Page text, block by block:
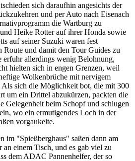
sich daraufhin angesichts der
und per Auto nach Eisenach
die Wartburg zu
Heike Rotter auf ihrer Honda sowie
auf seiner Suzuki waren fest
Route und damit den Tour Guides zu
allerdings wenig Belohnung,
hielten sich in engen Grenzen, weil
Wolkenbrüche mit nervigem
Als sich die Möglichkeit bot, die mit 300
um ein Drittel abzukürzen, packten die
Gelegenheit beim Schopf und schlugen
wo ein ermutigendes Loch in der
vorgaukelte.
im "Spießberghaus" saßen dann am
an einem Tisch, und es gab viel zu
dem ADAC Pannenhelfer, der so